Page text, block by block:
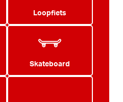
Loopfiets
Skateboard